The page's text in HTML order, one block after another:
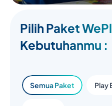
Pilih Paket
Kebutuhanmu :
Semua Paket Play